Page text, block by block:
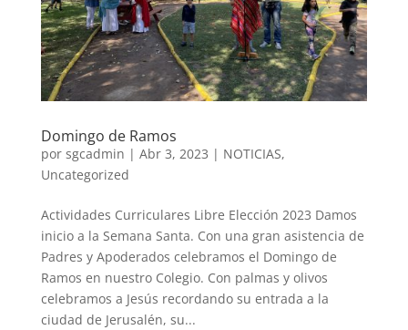
Domingo de Ramos
por sgcadmin | Abr 3, 2023 | NOTICIAS,
Uncategorized
Actividades Curriculares Libre Elección 2023 Damos
inicio a la Semana Santa. Con una gran asistencia de
Padres y Apoderados celebramos el Domingo de
Ramos en nuestro Colegio. Con palmas y olivos
celebramos a Jesús recordando su entrada a la
ciudad de Jerusalén, su...